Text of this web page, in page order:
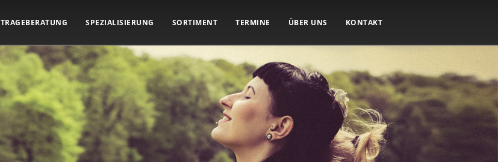
TRAGEBERATUNG SPEZIALISIERUNG SORTIMENT TERMINE ÜBER UNS KONTAKT